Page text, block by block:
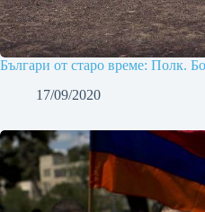
Българи от старо време: Полк.
17/09/2020